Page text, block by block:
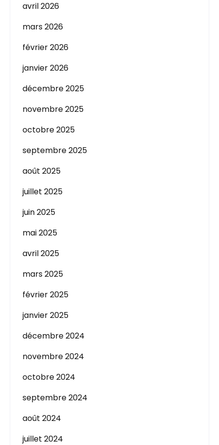
avril 2026
mars 2026
février 2026
janvier 2026
décembre 2025
novembre 2025
octobre 2025
septembre 2025
août 2025
juillet 2025
juin 2025
mai 2025
avril 2025
mars 2025
février 2025
janvier 2025
décembre 2024
novembre 2024
octobre 2024
septembre 2024
août 2024
juillet 2024